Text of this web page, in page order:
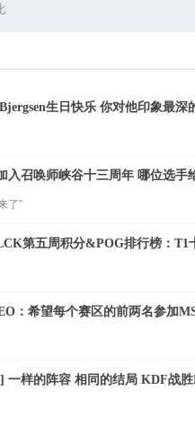
生日快乐 你对他印象最深
入召唤师峡谷十三周年 哪位选手
了”
第五周积分&POG排行榜：T1
：希望每个赛区的前两名参加
一样的阵容 相同的结局 KDF战